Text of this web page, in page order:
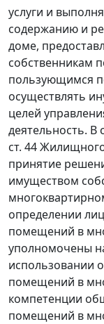
услуги и
содержанию и
доме,
собственникам
пользующимся
осуществлять
целей
деятельность. В
ст. 44
принятие
имуществом
определении
помещений в
уполномочены
использовании
помещений в
компетенции
помещений в